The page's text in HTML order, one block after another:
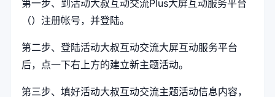
第一步、到活动大叔互动交流Plus大屏互动服务平台
（）注册帐号，并登陆。
第二步、登陆活动大叔互动交流大屏互动服务平台
后，点一下右上方的建立新主题活动。
第三步、填好活动大叔互动交流主题活动信息内容，